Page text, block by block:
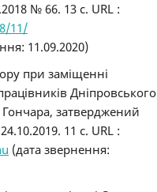
№ 66. 13 с. URL :
11/
11.09.2020)
при заміщенні
Дніпровського
Гончара, затверджений
11 с. URL :
(дата звернення: